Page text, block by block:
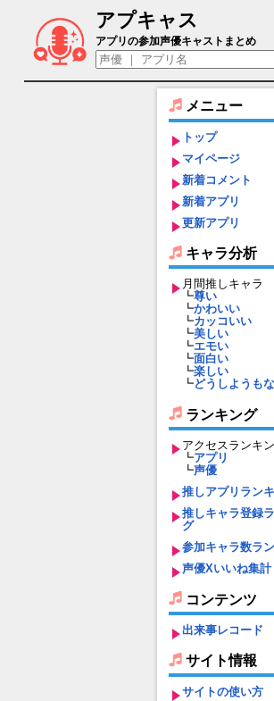
アプキャス
クレオパトラ（声優：
アプリの参加声優キャストまとめ
メニュー
トップ
マイページ
新着コメント
新着アプリ
更新アプリ
キャラ分析
月間推しキャラ
┗尊い
┗かわいい
┗カッコいい
┗美しい
┗エモい
┗面白い
┗楽しい
┗どうしようも
ランキング
アクセスランキ
┗アプリ
┗声優
推しアプリラン
推しキャラ登録
グ
参加キャラ数ラ
声優Xいいね集計
コンテンツ
出来事レコード
サイト情報
サイトの使い方